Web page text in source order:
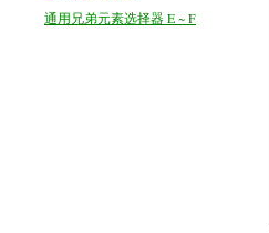
通用兄弟元素选择器 E ~ F